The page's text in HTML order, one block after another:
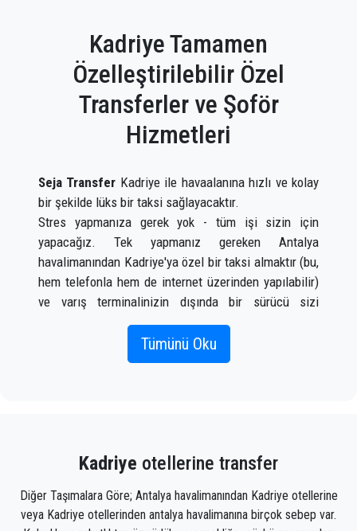
Kadriye Tamamen
Özelleştirilebilir Özel
Transferler ve Şoför
Hizmetleri
Seja Transfer Kadriye ile havaalanına hızlı ve kolay
bir şekilde lüks bir taksi sağlayacaktır.
Stres yapmanıza gerek yok - tüm işi sizin için
yapacağız. Tek yapmanız gereken Antalya
havalimanından Kadriye'ya özel bir taksi almaktır (bu,
hem telefonla hem de internet üzerinden yapılabilir)
ve varış terminalinizin dışında bir sürücü sizi
karşıladığında bir tabelada adınız yazılı olarak
karşılayacaktır. uçak gelir.
hazır olacak. Kadriye'da sizi gideceğiniz yere
Ekibimiz, zamanında alınmanızı, sınıfla transfer
Tümünü Oku
Kadriye otellerine transfer
Diğer Taşımalara Göre; Antalya havalimanından Kadriye otellerine
veya Kadriye otellerinden antalya havalimanına birçok sebep var.